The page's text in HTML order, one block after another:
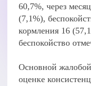
60,7%, через
(7,1%),
кормления 16
беспокойство
Основной
оценке